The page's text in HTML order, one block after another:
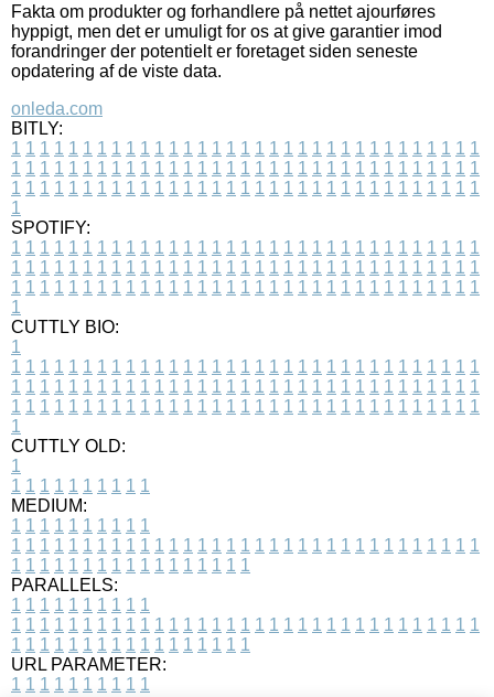
Fakta om produkter og forhandlere på nettet ajourføres
hyppigt, men det er umuligt for os at give garantier imod
forandringer der potentielt er foretaget siden seneste
opdatering af de viste data.
onleda.com
BITLY:
1 1 1 1 1 1 1 1 1 1 1 1 1 1 1 1 1 1 1 1 1 1 1 1 1 1 1 1 1 1 1 1 1
1 1 1 1 1 1 1 1 1 1 1 1 1 1 1 1 1 1 1 1 1 1 1 1 1 1 1 1 1 1 1 1 1
1 1 1 1 1 1 1 1 1 1 1 1 1 1 1 1 1 1 1 1 1 1 1 1 1 1 1 1 1 1 1 1 1
1
SPOTIFY:
1 1 1 1 1 1 1 1 1 1 1 1 1 1 1 1 1 1 1 1 1 1 1 1 1 1 1 1 1 1 1 1 1
1 1 1 1 1 1 1 1 1 1 1 1 1 1 1 1 1 1 1 1 1 1 1 1 1 1 1 1 1 1 1 1 1
1 1 1 1 1 1 1 1 1 1 1 1 1 1 1 1 1 1 1 1 1 1 1 1 1 1 1 1 1 1 1 1 1
1
CUTTLY BIO:
1
1 1 1 1 1 1 1 1 1 1 1 1 1 1 1 1 1 1 1 1 1 1 1 1 1 1 1 1 1 1 1 1 1
1 1 1 1 1 1 1 1 1 1 1 1 1 1 1 1 1 1 1 1 1 1 1 1 1 1 1 1 1 1 1 1 1
1 1 1 1 1 1 1 1 1 1 1 1 1 1 1 1 1 1 1 1 1 1 1 1 1 1 1 1 1 1 1 1 1
1
CUTTLY OLD:
1
1 1 1 1 1 1 1 1 1 1
MEDIUM:
1 1 1 1 1 1 1 1 1 1
1 1 1 1 1 1 1 1 1 1 1 1 1 1 1 1 1 1 1 1 1 1 1 1 1 1 1 1 1 1 1 1 1
1 1 1 1 1 1 1 1 1 1 1 1 1 1 1 1 1
PARALLELS:
1 1 1 1 1 1 1 1 1 1
1 1 1 1 1 1 1 1 1 1 1 1 1 1 1 1 1 1 1 1 1 1 1 1 1 1 1 1 1 1 1 1 1
1 1 1 1 1 1 1 1 1 1 1 1 1 1 1 1 1
URL PARAMETER:
1 1 1 1 1 1 1 1 1 1